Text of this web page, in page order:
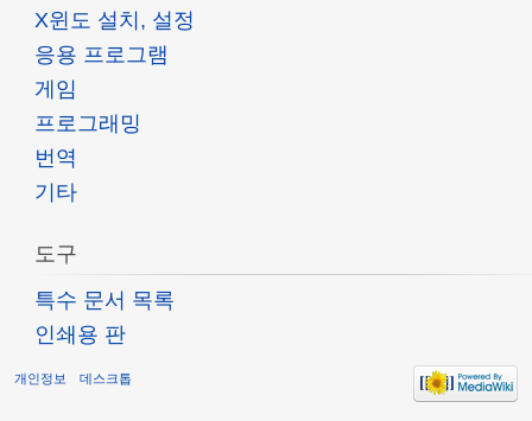
X윈도 설치, 설정
응용 프로그램
게임
프로그래밍
번역
기타
도구
특수 문서 목록
인쇄용 판
개인정보 데스크톱